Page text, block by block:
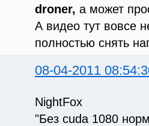
droner, а может
А видео тут вовсе
полностью снять
08-04-2011
NightFox
"Без cuda 1080